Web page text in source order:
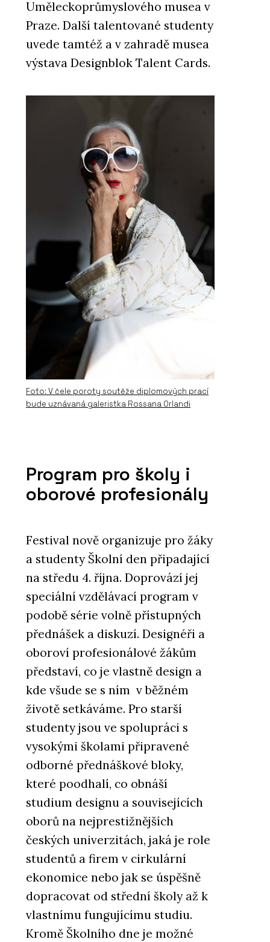
Uměleckoprůmyslového musea v
Praze. Další talentované studenty
uvede tamtéž a v zahradě musea
výstava Designblok Talent Cards.
Foto: V čele poroty soutěže diplomových prací
bude uznávaná galeristka Rossana Orlandi
Program pro školy i
oborové profesionály
Festival nově organizuje pro žáky
a studenty Školní den připadající
na středu 4. října. Doprovází jej
speciální vzdělávací program v
podobě série volně přístupných
přednášek a diskuzí. Designéři a
oboroví profesionálové žákům
představí, co je vlastně design a
kde všude se s ním v běžném
životě setkáváme. Pro starší
studenty jsou ve spolupráci s
vysokými školami připravené
odborné přednáškové bloky,
které poodhalí, co obnáší
studium designu a souvisejících
oborů na nejprestižnějších
českých univerzitách, jaká je role
studentů a firem v cirkulární
ekonomice nebo jak se úspěšně
dopracovat od střední školy až k
vlastnímu fungujícímu studiu.
Kromě Školního dne je možné